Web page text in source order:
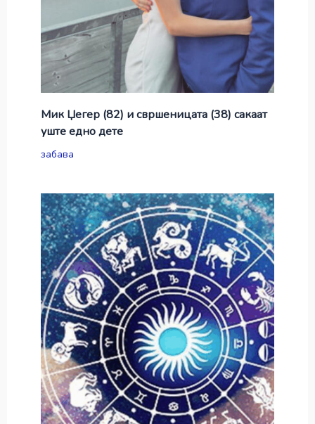
Мик Џегер (82) и свршеницата (38) сакаат
уште едно дете
забава